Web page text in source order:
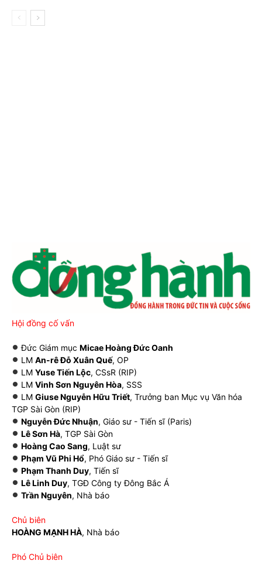
Hội đồng cố vấn
Đức Giám mục Micae Hoàng Đức Oanh
LM An-rê Đỗ Xuân Quế, OP
LM Yuse Tiến Lộc, CSsR (RIP)
LM Vinh Sơn Nguyên Hòa, SSS
LM Giuse Nguyễn Hữu Triết, Trưởng ban Mục vụ Văn hóa
TGP Sài Gòn (RIP)
Nguyễn Đức Nhuận, Giáo sư - Tiến sĩ (Paris)
Lê Sơn Hà, TGP Sài Gòn
Hoàng Cao Sang, Luật sư
Phạm Vũ Phi Hổ, Phó Giáo sư - Tiến sĩ
Phạm Thanh Duy, Tiến sĩ
Lê Linh Duy, TGĐ Công ty Đông Bắc Á
Trần Nguyên, Nhà báo
Chủ biên
HOÀNG MẠNH HÀ, Nhà báo
Phó Chủ biên